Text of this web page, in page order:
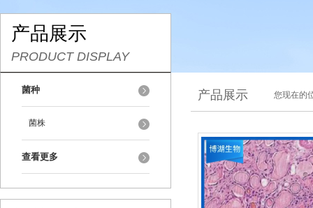
产品展示
PRODUCT DISPLAY
菌种
菌株
查看更多
产品展示 您现在的